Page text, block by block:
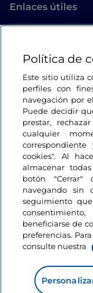
Enlaces útiles
Estamos en
Política de
Este sitio utiliza
perfiles con
navegación por
Puede decidir
prestar,
cualquier
cookies". Al
almacenar
botón "Cerrar"
navegando sin
seguimiento
beneficiarse de
preferencias.
consulte nuestra